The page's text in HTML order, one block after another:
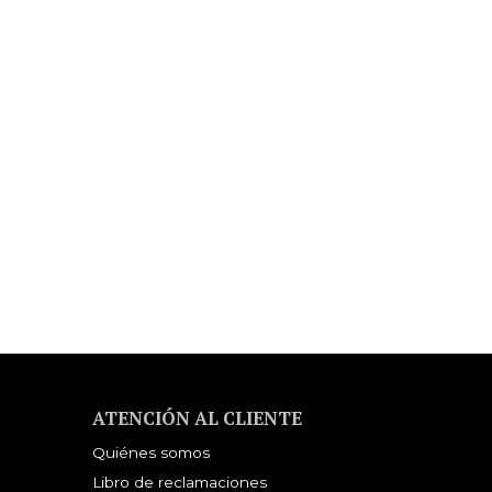
ATENCIÓN AL CLIENTE
Quiénes somos
Libro de reclamaciones